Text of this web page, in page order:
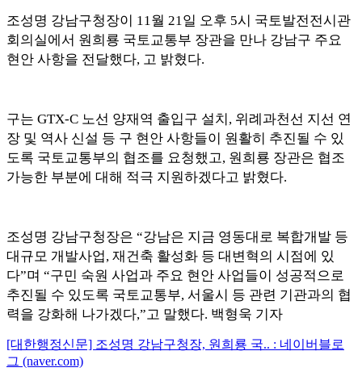
조성명 강남구청장이 11 월 21 일 오후 5시 국토발전전시관
회의실에서 원희룡 국토교통부 장관을 만나 강남구 주요
현안 사항을 전달했다, 고 밝혔다.
구는 GTX-C 노선 양재역 출입구 설치 , 위례과천선 지선 연
장 및 역사 신설 등 구 현안 사항들이 원활히 추진될 수 있
도록 국토교통부의 협조를 요청했고, 원희룡 장관은 협조
가능한 부분에 대해 적극 지원하겠다고 밝혔다.
조성명 강남구청장은 “강남은 지금 영동대로 복합개발 등
대규모 개발사업, 재건축 활성화 등 대변혁의 시점에 있
다”며 “구민 숙원 사업과 주요 현안 사업들이 성공적으로
추진될 수 있도록 국토교통부, 서울시 등 관련 기관과의 협
력을 강화해 나가겠다,”고 말했다. 백형욱 기자
[대한행정신문] 조성명 강남구청장, 원희룡 국.. : 네이버블로
그 (naver.com)